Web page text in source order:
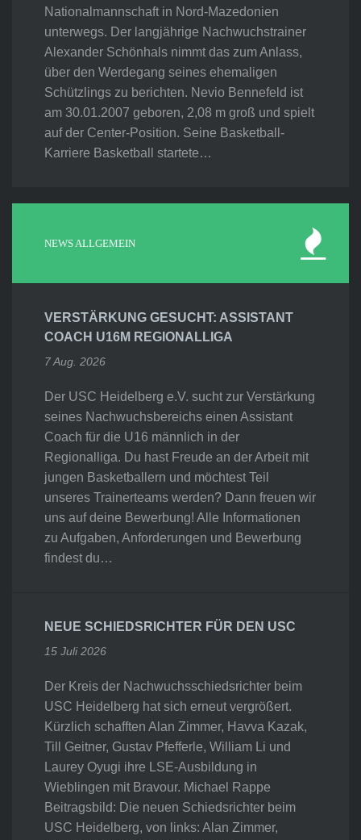
Nationalmannschaft in Nord-Mazedonien
unterwegs. Der langjährige Nachwuchstrainer
Alexander Schönhals nimmt das zum Anlass,
über den Werdegang seines ehemaligen
Schützlings zu berichten. Nevio Bennefeld ist
am 30.01.2007 geboren, 2,08 m groß und spielt
auf der Center-Position. Seine Basketball-
Karriere Basketball startete…
NEWS ALLGEMEIN
VERSTÄRKUNG GESUCHT: ASSISTANT
COACH U16M REGIONALLIGA
7 Aug. 2026
Der USC Heidelberg e.V. sucht zur Verstärkung
seines Nachwuchsbereichs einen Assistant
Coach für die U16 männlich in der
Regionalliga. Du hast Freude an der Arbeit mit
jungen Basketballern und möchtest Teil
unseres Trainerteams werden? Dann freuen wir
uns auf deine Bewerbung! Alle Informationen
zu Aufgaben, Anforderungen und Bewerbung
findest du…
NEUE SCHIEDSRICHTER FÜR DEN USC
15 Juli 2026
Der Kreis der Nachwuchsschiedsrichter beim
USC Heidelberg hat sich erneut vergrößert.
Kürzlich schafften Alan Zimmer, Havva Kazak,
Till Geitner, Gustav Pfefferle, William Li und
Laurey Oyugi ihre LSE-Ausbildung in
Wieblingen mit Bravour. Michael Rappe
Beitragsbild: Die neuen Schiedsrichter beim
USC Heidelberg, von links: Alan Zimmer,